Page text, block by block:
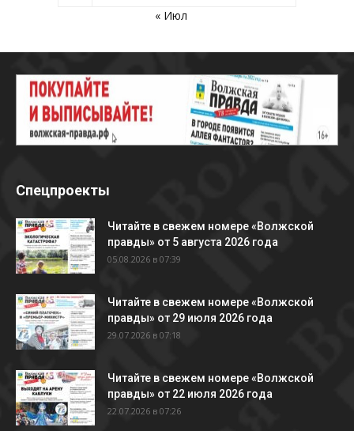
« Июл
Спецпроекты
Читайте в свежем номере «Волжской
правды» от 5 августа 2026 года
05.08.2026 в 07:39
Читайте в свежем номере «Волжской
правды» от 29 июля 2026 года
29.07.2026 в 07:18
Читайте в свежем номере «Волжской
правды» от 22 июля 2026 года
22.07.2026 в 07:26